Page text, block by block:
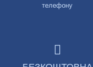
телефону